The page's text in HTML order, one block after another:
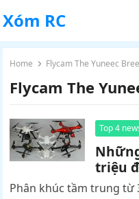
Xóm RC
Home Flycam The Yuneec
Flycam The
Top 4
triệu
Phân khúc tầm trung từ